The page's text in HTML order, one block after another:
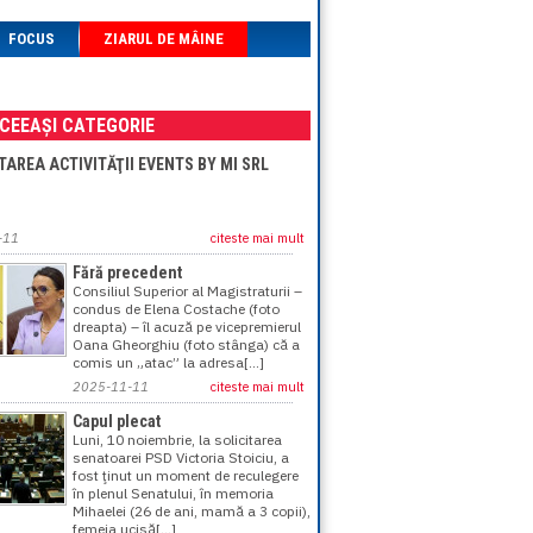
FOCUS ZIARUL DE MÂINE
CATEGORIE
ACTIVITĂŢII EVENTS BY MI SRL
citeste mai mult
Fără precedent
Consiliul Superior al Magistraturii –
condus de Elena Costache (foto
dreapta) – îl acuză pe vicepremierul
Oana Gheorghiu (foto stânga) că a
comis un „atac” la adresa[...]
2025-11-11 citeste mai mult
Capul plecat
Luni, 10 noiembrie, la solicitarea
senatoarei PSD Victoria Stoiciu, a
fost ţinut un moment de reculegere
în plenul Senatului, în memoria
Mihaelei (26 de ani, mamă a 3 copii),
femeia ucisă[...]